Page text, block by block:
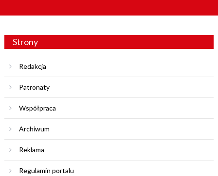
Strony
Redakcja
Patronaty
Współpraca
Archiwum
Reklama
Regulamin portalu